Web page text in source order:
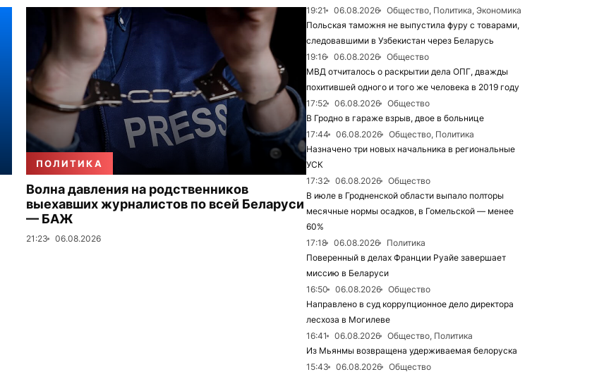
ПОЛИТИКА
Волна давления на родственников
выехавших журналистов по всей Беларуси
— БАЖ
21:23 06.08.2026
19:21
06.08.2026
Общество, Политика, Экономика
Польская таможня не выпустила фуру с товарами,
следовавшими в Узбекистан через Беларусь
19:16
06.08.2026
Общество
МВД отчиталось о раскрытии дела ОПГ, дважды
похитившей одного и того же человека в 2019 году
17:52
06.08.2026
Общество
В Гродно в гараже взрыв, двое в больнице
17:44
06.08.2026
Общество, Политика
Назначено три новых начальника в региональные
УСК
17:32
06.08.2026
Общество
В июле в Гродненской области выпало полторы
месячные нормы осадков, в Гомельской — менее
60%
17:18
06.08.2026
Политика
Поверенный в делах Франции Руайе завершает
миссию в Беларуси
16:50
06.08.2026
Общество
Направлено в суд коррупционное дело директора
лесхоза в Могилеве
16:41
06.08.2026
Общество, Политика
Из Мьянмы возвращена удерживаемая белоруска
15:43
06.08.2026
Общество